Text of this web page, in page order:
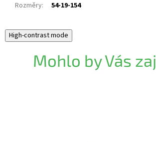
Rozměry: 54-19-154
High-contrast mode
Mohlo by Vás